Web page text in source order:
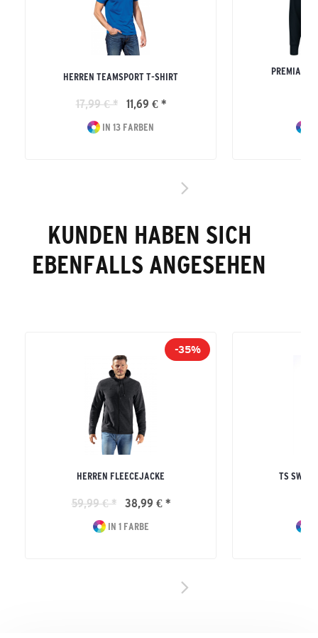
HERREN TEAMSPORT T-SHIRT
17,99 € * 11,69 € *
IN 13 FARBEN
PREMIA
KUNDEN HABEN SICH
EBENFALLS ANGESEHEN
-35%
HERREN FLEECEJACKE
59,99 € * 38,99 € *
IN 1 FARBE
TS